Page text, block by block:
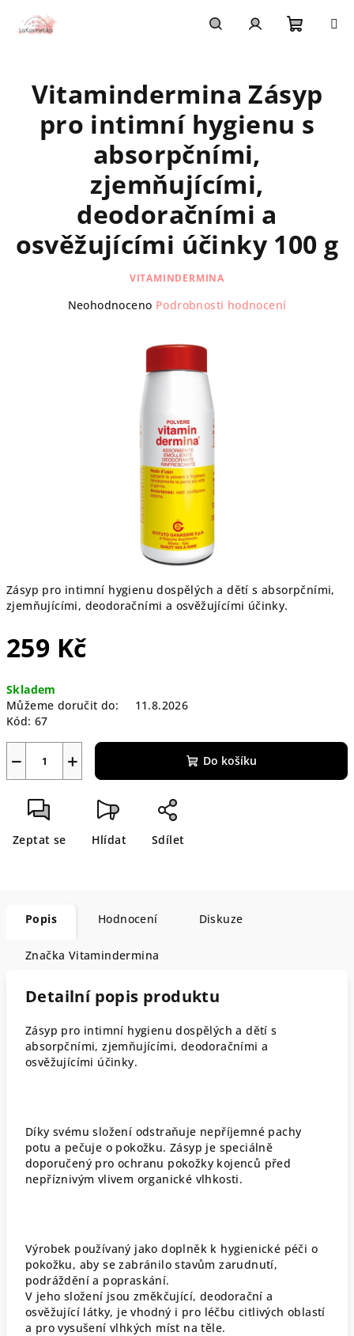
obsah
košík
Zásyp pro intimní hygienu dospělých a dětí s absorpčními,
zjemňujícími, deodoračními a osvěžujícími účinky.
259 Kč
cena:
Skladem
Můžeme doručit do:
11.8.2026
Kód: 67
+
− Do košíku
Zeptat se Hlídat Sdílet
Vitamindermina Zásyp
pro intimní hygienu s
absorpčními,
zjemňujícími,
deodoračními a
osvěžujícími účinky 100 g
VITAMINDERMINA
Průměrné
Neohodnoceno Podrobnosti hodnocení
Popis Hodnocení Diskuze
Značka Vitamindermina
Detailní popis produktu
Zásyp pro intimní hygienu dospělých a dětí s
absorpčními, zjemňujícími, deodoračními a
osvěžujícími účinky.
Díky svému složení odstraňuje nepříjemné pachy
potu a pečuje o pokožku. Zásyp je speciálně
doporučený pro ochranu pokožky kojenců před
nepříznivým vlivem organické vlhkosti.
Výrobek používaný jako doplněk k hygienické péči o
pokožku, aby se zabránilo stavům zarudnutí,
podráždění a popraskání.
V jeho složení jsou změkčující, deodorační a
osvěžující látky, je vhodný i pro léčbu citlivých oblastí
a pro vysušení vlhkých míst na těle.